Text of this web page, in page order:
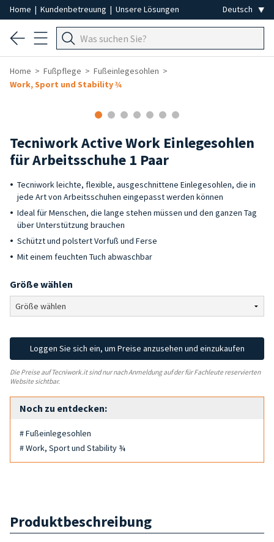
Home | Kundenbetreuung | Unsere Lösungen
Home Fußpflege
Fußeinlegesohlen
Work, Sport und Stability ¾
Tecniwork Active Work Einlegesohlen
für Arbeitsschuhe 1 Paar
Tecniwork leichte, flexible, ausgeschnittene Einlegesohlen, die in
jede Art von Arbeitsschuhen eingepasst werden können
Ideal für Menschen, die lange stehen müssen und den ganzen Tag
über Unterstützung brauchen
Schützt und polstert Vorfuß und Ferse
Mit einem feuchten Tuch abwaschbar
Größe wählen
Loggen Sie sich ein, um Preise anzusehen und einzukaufen
Die Preise auf Tecniwork.it sind nur nach Anmeldung auf der für Fachleute reservierten
Website sichtbar.
Noch zu entdecken:
# Fußeinlegesohlen
# Work, Sport und Stability ¾
Produktbeschreibung